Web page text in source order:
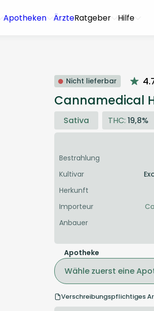
Apotheken ÄrzteRatgeber Hilfe
Nicht lieferbar
Cannamedical
Sativa THC: 19,8%
Bestrahlung
Kultivar
Herkunft
Importeur
Anbauer
Apotheke
Wähle zuerst eine
Verschreibungspflichtiges